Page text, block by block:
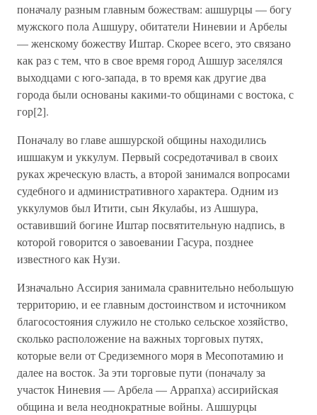
поначалу разным главным божествам: ашшурцы — богу
мужского пола Ашшуру, обитатели Ниневии и Арбелы
— женскому божеству Иштар. Скорее всего, это связано
как раз с тем, что в свое время город Ашшур заселялся
выходцами с юго-запада, в то время как другие два
города были основаны какими-то общинами с востока, с
гор[2].
Поначалу во главе ашшурской общины находились
ишшакум и уккулум. Первый сосредотачивал в своих
руках жреческую власть, а второй занимался вопросами
судебного и административного характера. Одним из
уккулумов был Итити, сын Якулабы, из Ашшура,
оставивший богине Иштар посвятительную надпись, в
которой говорится о завоевании Гасура, позднее
известного как Нузи.
Изначально Ассирия занимала сравнительно небольшую
территорию, и ее главным достоинством и источником
благосостояния служило не столько сельское хозяйство,
сколько расположение на важных торговых путях,
которые вели от Средиземного моря в Месопотамию и
далее на восток. За эти торговые пути (поначалу за
участок Ниневия — Арбела — Аррапха) ассирийская
община и вела неоднократные войны. Ашшурцы